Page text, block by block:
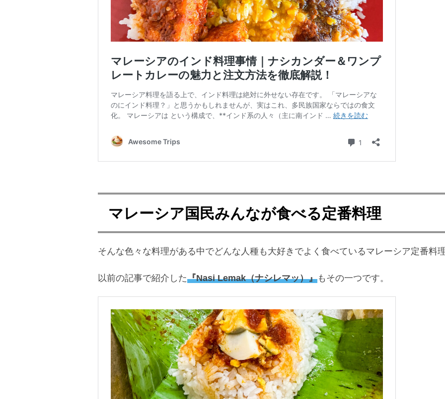
マレーシア国民みんなが食べる定番料理
そんな色々な料理がある中でどんな人種も大好きでよく食べているマレーシア定番料
以前の記事で紹介した『Nasi Lemak（ナシレマッ）』もその一つです。